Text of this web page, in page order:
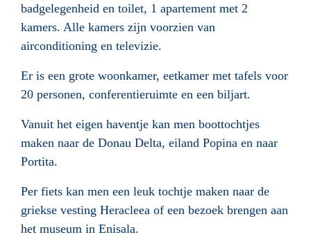
badgelegenheid en toilet, 1 apartement met 2
kamers. Alle kamers zijn voorzien van
airconditioning en televizie.
Er is een grote woonkamer, eetkamer met tafels voor
20 personen, conferentieruimte en een biljart.
Vanuit het eigen haventje kan men boottochtjes
maken naar de Donau Delta, eiland Popina en naar
Portita.
Per fiets kan men een leuk tochtje maken naar de
griekse vesting Heracleea of een bezoek brengen aan
het museum in Enisala.